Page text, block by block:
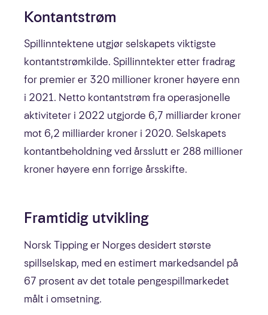
Kontantstrøm
Spillinntektene utgjør selskapets viktigste
kontantstrømkilde. Spillinntekter etter fradrag
for premier er 320 millioner kroner høyere enn
i 2021. Netto kontantstrøm fra operasjonelle
aktiviteter i 2022 utgjorde 6,7 milliarder kroner
mot 6,2 milliarder kroner i 2020. Selskapets
kontantbeholdning ved årsslutt er 288 millioner
kroner høyere enn forrige årsskifte.
Framtidig utvikling
Norsk Tipping er Norges desidert største
spillselskap, med en estimert markedsandel på
67 prosent av det totale pengespillmarkedet
målt i omsetning.